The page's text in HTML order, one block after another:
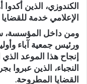
الكندوزي، الذين
الإعلامي خدمة للقضايا
ومن داخل المؤسسة،
ورئيس جمعية آباء
إنجاح هذا الموعد
النجباء، الذين
القضايا المطروحة.